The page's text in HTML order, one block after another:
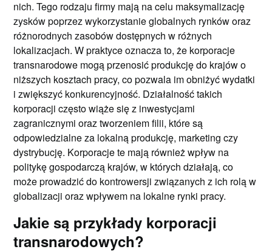
nich. Tego rodzaju firmy mają na celu maksymalizację
zysków poprzez wykorzystanie globalnych rynków oraz
różnorodnych zasobów dostępnych w różnych
lokalizacjach. W praktyce oznacza to, że korporacje
transnarodowe mogą przenosić produkcję do krajów o
niższych kosztach pracy, co pozwala im obniżyć wydatki
i zwiększyć konkurencyjność. Działalność takich
korporacji często wiąże się z inwestycjami
zagranicznymi oraz tworzeniem filii, które są
odpowiedzialne za lokalną produkcję, marketing czy
dystrybucję. Korporacje te mają również wpływ na
politykę gospodarczą krajów, w których działają, co
może prowadzić do kontrowersji związanych z ich rolą w
globalizacji oraz wpływem na lokalne rynki pracy.
Jakie są przykłady korporacji
transnarodowych?